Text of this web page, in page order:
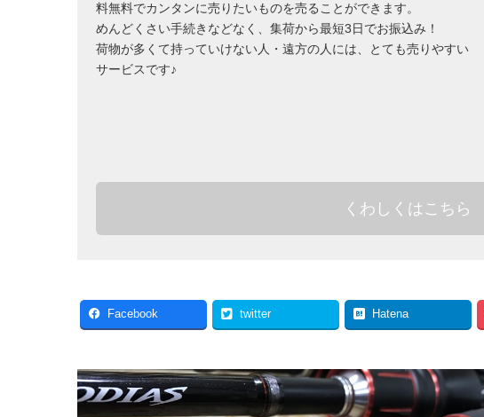
料無料でカンタンに売りたいものを売ることができます。
めんどくさい手続きなどなく、集荷から最短3日でお振込み！
荷物が多くて持っていけない人・遠方の人には、とても売りやすい
サービスです♪
くわしくはこちら
Facebook twitter Hatena